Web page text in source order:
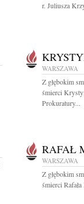
r. Juliusza
WARSZAWA
Z głębokim
śmierci
Prokuratury...
RAFAŁ
WARSZAWA
Z głębokim
śmierci